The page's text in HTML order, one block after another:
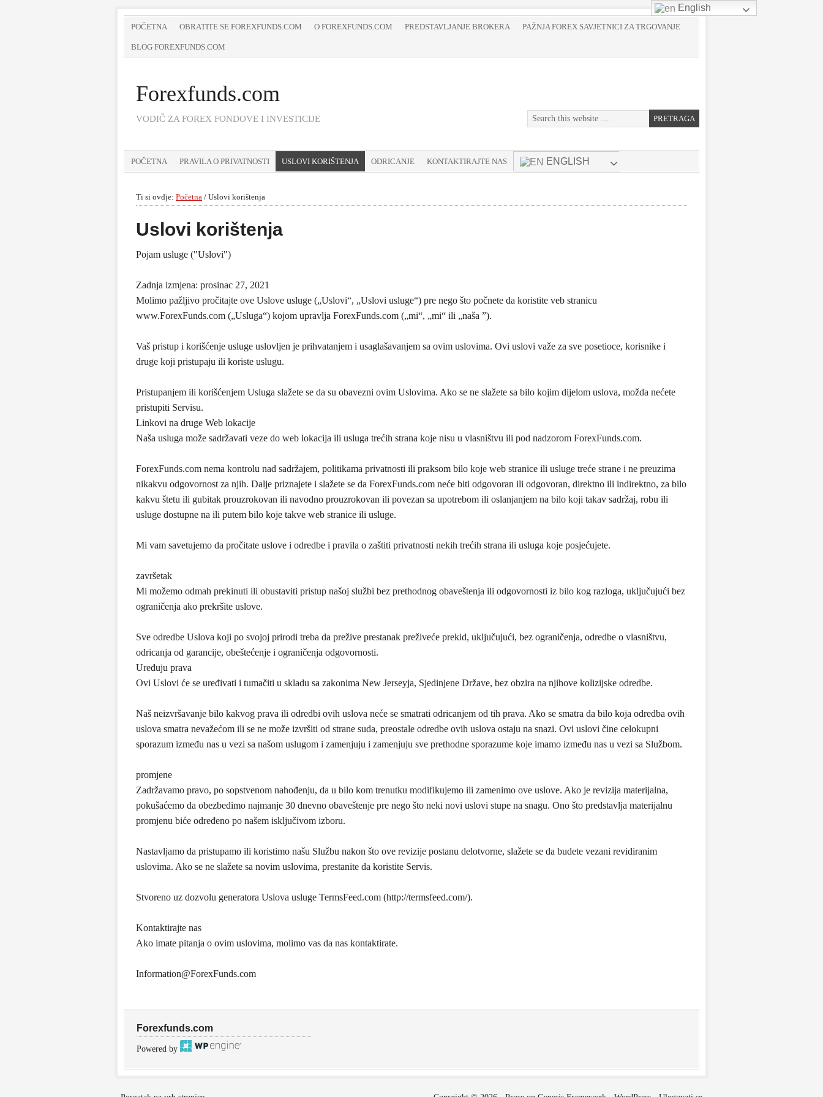
POČETNA OBRATITE SE FOREXFUNDS.COM O FOREXFUNDS.COM PREDSTAVLJANJE BROKERA PAŽNJA FOREX SAVJETNICI ZA TRGOVANJE
BLOG FOREXFUNDS.COM
Forexfunds.com
VODIČ ZA FOREX FONDOVE I INVESTICIJE
POČETNA PRAVILA O PRIVATNOSTI USLOVI KORIŠTENJA ODRICANJE KONTAKTIRAJTE NAS ENGLISH
Ti si ovdje: Početna / Uslovi korištenja
Uslovi korištenja
Pojam usluge ("Uslovi")
Zadnja izmjena: prosinac 27, 2021
Molimo pažljivo pročitajte ove Uslove usluge („Uslovi“, „Uslovi usluge“) pre nego što počnete da koristite veb stranicu
www.ForexFunds.com („Usluga“) kojom upravlja ForexFunds.com („mi“, „mi“ ili „naša ”).
Vaš pristup i korišćenje usluge uslovljen je prihvatanjem i usaglašavanjem sa ovim uslovima. Ovi uslovi važe za sve posetioce, korisnike i
druge koji pristupaju ili koriste uslugu.
Pristupanjem ili korišćenjem Usluga slažete se da su obavezni ovim Uslovima. Ako se ne slažete sa bilo kojim dijelom uslova, možda nećete
pristupiti Servisu.
Linkovi na druge Web lokacije
Naša usluga može sadržavati veze do web lokacija ili usluga trećih strana koje nisu u vlasništvu ili pod nadzorom ForexFunds.com.
ForexFunds.com nema kontrolu nad sadržajem, politikama privatnosti ili praksom bilo koje web stranice ili usluge treće strane i ne preuzima
nikakvu odgovornost za njih. Dalje priznajete i slažete se da ForexFunds.com neće biti odgovoran ili odgovoran, direktno ili indirektno, za bilo
kakvu štetu ili gubitak prouzrokovan ili navodno prouzrokovan ili povezan sa upotrebom ili oslanjanjem na bilo koji takav sadržaj, robu ili
usluge dostupne na ili putem bilo koje takve web stranice ili usluge.
Mi vam savetujemo da pročitate uslove i odredbe i pravila o zaštiti privatnosti nekih trećih strana ili usluga koje posjećujete.
završetak
Mi možemo odmah prekinuti ili obustaviti pristup našoj službi bez prethodnog obaveštenja ili odgovornosti iz bilo kog razloga, uključujući bez
ograničenja ako prekršite uslove.
Sve odredbe Uslova koji po svojoj prirodi treba da prežive prestanak preživeće prekid, uključujući, bez ograničenja, odredbe o vlasništvu,
odricanja od garancije, obeštećenje i ograničenja odgovornosti.
Uređuju prava
Ovi Uslovi će se uređivati ​​i tumačiti u skladu sa zakonima New Jerseyja, Sjedinjene Države, bez obzira na njihove kolizijske odredbe.
Naš neizvršavanje bilo kakvog prava ili odredbi ovih uslova neće se smatrati odricanjem od tih prava. Ako se smatra da bilo koja odredba ovih
uslova smatra nevažećom ili se ne može izvršiti od strane suda, preostale odredbe ovih uslova ostaju na snazi. Ovi uslovi čine celokupni
sporazum između nas u vezi sa našom uslugom i zamenjuju i zamenjuju sve prethodne sporazume koje imamo između nas u vezi sa Službom.
promjene
Zadržavamo pravo, po sopstvenom nahođenju, da u bilo kom trenutku modifikujemo ili zamenimo ove uslove. Ako je revizija materijalna,
pokušaćemo da obezbedimo najmanje 30 dnevno obaveštenje pre nego što neki novi uslovi stupe na snagu. Ono što predstavlja materijalnu
promjenu biće određeno po našem isključivom izboru.
Nastavljamo da pristupamo ili koristimo našu Službu nakon što ove revizije postanu delotvorne, slažete se da budete vezani revidiranim
uslovima. Ako se ne slažete sa novim uslovima, prestanite da koristite Servis.
Stvoreno uz dozvolu generatora Uslova usluge TermsFeed.com (http://termsfeed.com/).
Kontaktirajte nas
Ako imate pitanja o ovim uslovima, molimo vas da nas kontaktirate.
Information@ForexFunds.com
Forexfunds.com
Powered by
English